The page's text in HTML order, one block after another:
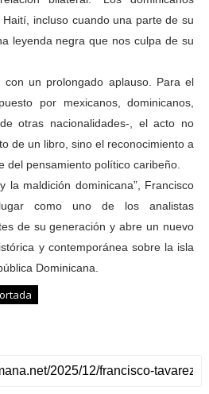
incluso cuando una parte de su
leyenda negra que nos culpa de su
con un prolongado aplauso. Para el
por mexicanos, dominicanos,
otras nacionalidades-, el acto no
de un libro, sino el reconocimiento a
del pensamiento político caribeño.
la maldición dominicana”, Francisco
como uno de los analistas
de su generación y abre un nuevo
y contemporánea sobre la isla
Dominicana.